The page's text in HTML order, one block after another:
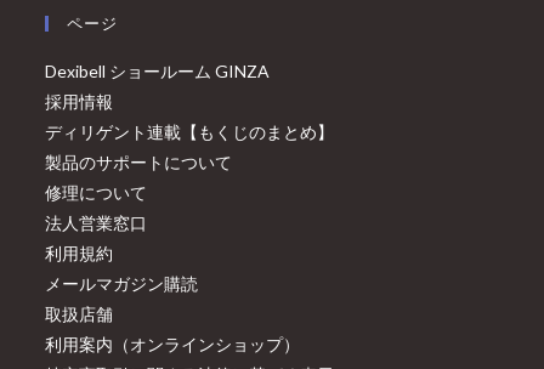
ページ
Dexibell ショールーム GINZA
採用情報
ディリゲント連載【もくじのまとめ】
製品のサポートについて
修理について
法人営業窓口
利用規約
メールマガジン購読
取扱店舗
利用案内（オンラインショップ）